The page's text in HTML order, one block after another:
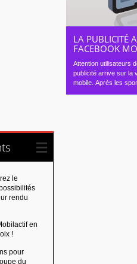
LA PUBLICITÉ
FACEBOOK
Attention utilisateurs
publicité arrive sur la
mobile. Après les
le
rendu
en
!
pour
du